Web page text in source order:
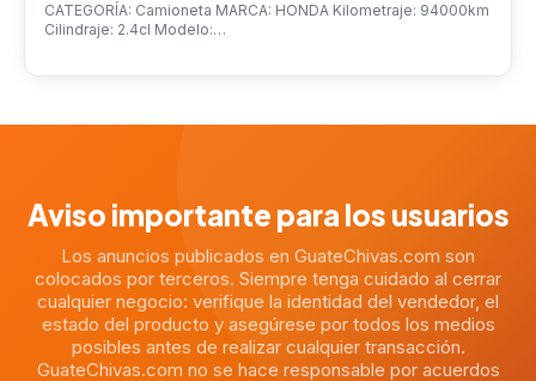
CATEGORÍA: Camioneta MARCA: HONDA Kilometraje: 94000km
Cilindraje: 2.4cl Modelo:…
Aviso importante para los usuarios
Los anuncios publicados en GuateChivas.com son
colocados por terceros. Siempre tenga cuidado al cerrar
cualquier negocio: verifique la identidad del vendedor, el
estado del producto y asegúrese por todos los medios
posibles antes de realizar cualquier transacción.
GuateChivas.com no se hace responsable por acuerdos